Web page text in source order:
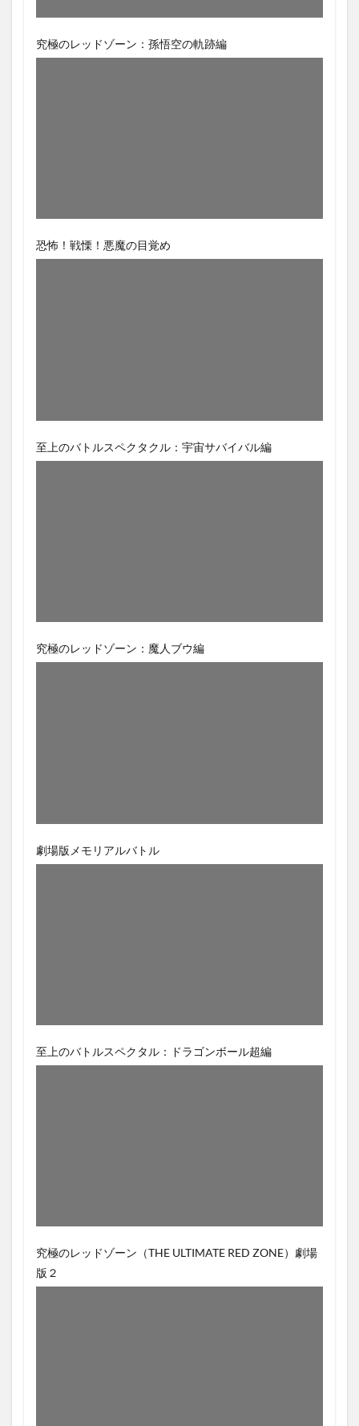
究極のレッドゾーン：孫悟空の軌跡編
恐怖！戦慄！悪魔の目覚め
至上のバトルスペクタクル：宇宙サバイバル編
究極のレッドゾーン：魔人ブウ編
劇場版メモリアルバトル
至上のバトルスペクタル：ドラゴンボール超編
究極のレッドゾーン（THE ULTIMATE RED ZONE）劇場
版２